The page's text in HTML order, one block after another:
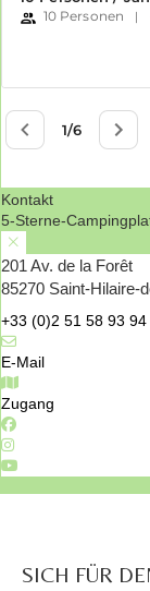
Kontakt
5-Sterne-
201 Av. de la Forêt
85270 Saint-Hilaire-
+33 (0)2 51 58 93 94
E-Mail
Zugang
SICH FÜR